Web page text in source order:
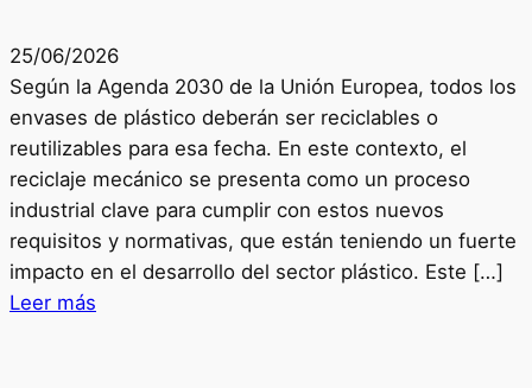
25/06/2026
Según la Agenda 2030 de la Unión Europea, todos los
envases de plástico deberán ser reciclables o
reutilizables para esa fecha. En este contexto, el
reciclaje mecánico se presenta como un proceso
industrial clave para cumplir con estos nuevos
requisitos y normativas, que están teniendo un fuerte
impacto en el desarrollo del sector plástico. Este […]
Leer más